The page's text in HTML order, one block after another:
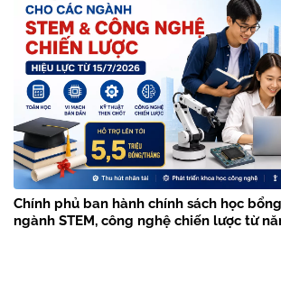
Chính phủ ban hành chính sách học
ngành STEM, công nghệ chiến lược từ